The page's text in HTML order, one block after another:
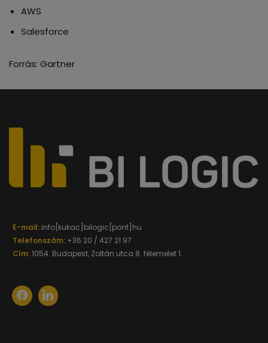
AWS
Salesforce
Forrás: Gartner
E-mail: info[kukac]bilogic[pont]hu
Telefonszám: +36 20 / 427 21 97
Cím:1054. Budapest, Zoltán utca 8. félemelet 1.